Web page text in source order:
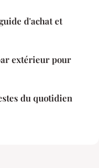
d'achat et
extérieur pour
du quotidien